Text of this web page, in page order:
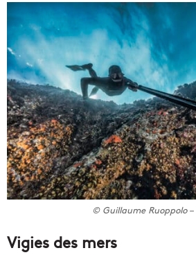
© Guillaume Ruoppolo –
Vigies des mers